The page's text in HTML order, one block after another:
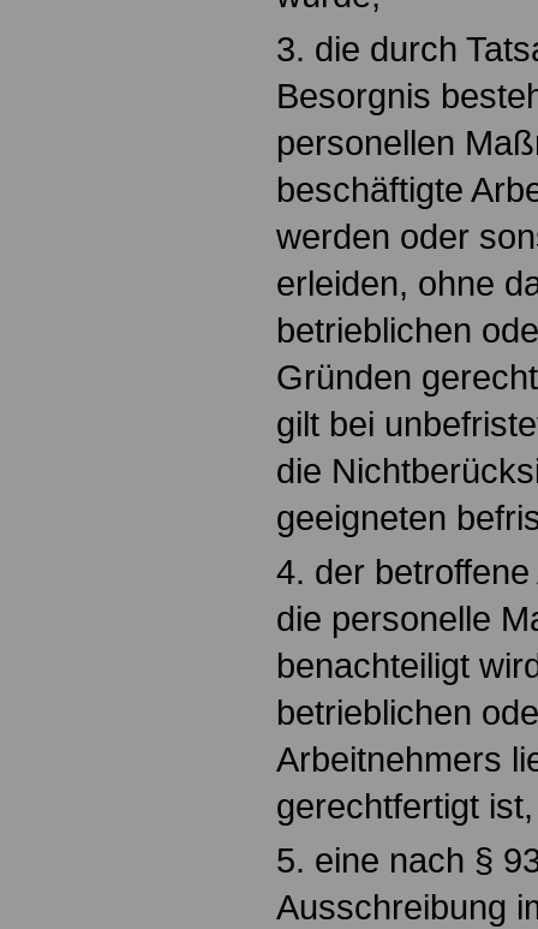
3. die durch
Besorgnis
personellen
beschäftigte
werden oder
erleiden, ohne
betrieblichen
Gründen
gilt bei
die
geeigneten
4. der
die personelle
benachteiligt
betrieblichen
Arbeitnehmers
gerechtfertigt ist,
5. eine nach §
Ausschreibung